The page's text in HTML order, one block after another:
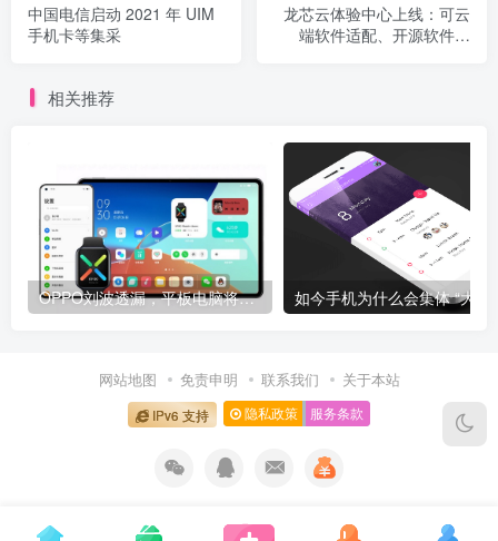
中国电信启动 2021 年 UIM
手机卡等集采
龙芯云体验中心上线：可云
端软件适配、开源软件移
相关推荐
OPPO刘波透漏，平板电脑将于明年上半年发布
网站地图 免责申明 联系我们 关于本站
IPv6 支持 隐私政策 服务条款